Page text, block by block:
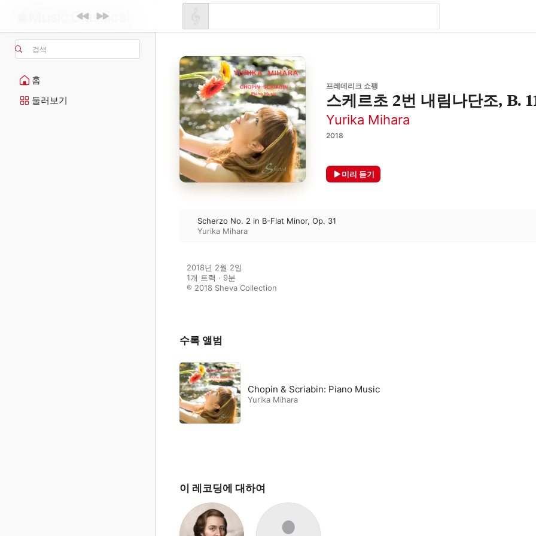
검색
홈
둘러보기
프레데리크 쇼팽
스케르초 2번 내림나단조, B.
Yurika Mihara
2018
미리 듣기
Scherzo No. 2 in B-Flat Minor, Op. 31
Yurika Mihara
2018년 2월 2일
1개 트랙 · 9분
℗ 2018 Sheva Collection
수록 앨범
Chopin & Scriabin: Piano Music
Yurika Mihara
이 레코딩에 대하여